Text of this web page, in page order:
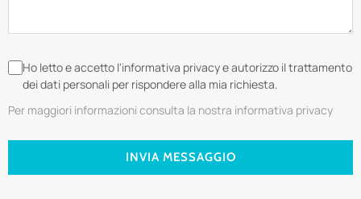
Ho letto e accetto l'informativa privacy e autorizzo il trattamento
dei dati personali per rispondere alla mia richiesta.
Per maggiori informazioni consulta la nostra informativa privacy
INVIA MESSAGGIO